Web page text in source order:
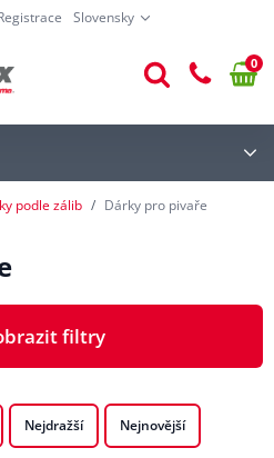
Slovensky
0
podle zálib Dárky pro pivaře
filtry
Nejdražší Nejnovější